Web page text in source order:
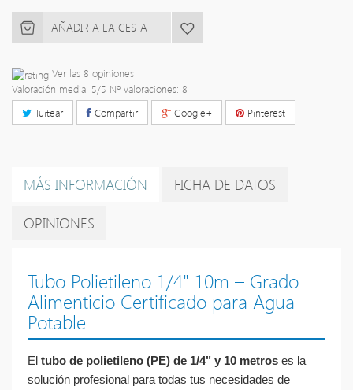
AÑADIR A LA CESTA
Ver las 8 opiniones
Valoración media: 5/5 Nº valoraciones: 8
Tuitear
Compartir Google+ Pinterest
MÁS INFORMACIÓN FICHA DE DATOS
OPINIONES
Tubo Polietileno 1/4" 10m – Grado
Alimenticio Certificado para Agua
Potable
El tubo de polietileno (PE) de 1/4" y 10 metros es la
solución profesional para todas tus necesidades de